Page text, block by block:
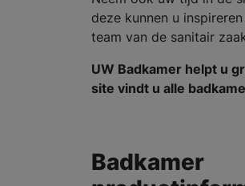
deze kunnen u
team van de sanitair
UW Badkamer helpt u
site vindt u alle
Badkamer